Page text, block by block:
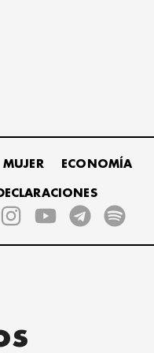
MUJER ECONOMÍA